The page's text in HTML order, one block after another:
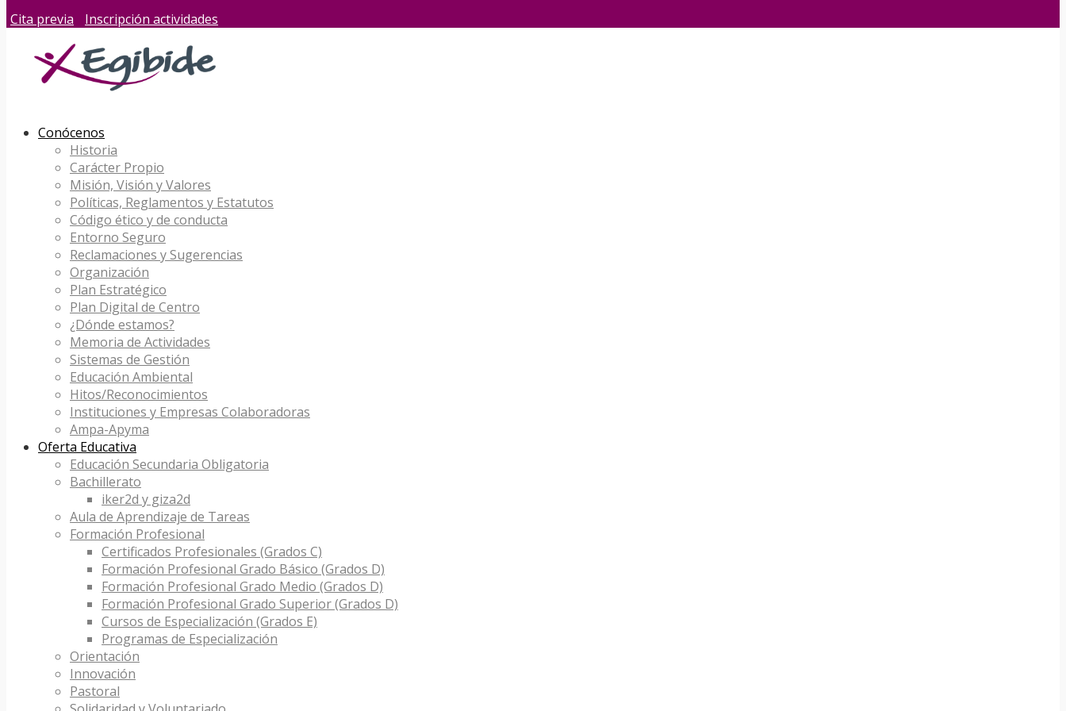
Cita previa
Inscripción actividades
Conócenos
Historia
Carácter Propio
Misión, Visión y Valores
Políticas, Reglamentos y Estatutos
Código ético y de conducta
Entorno Seguro
Reclamaciones y Sugerencias
Organización
Plan Estratégico
Plan Digital de Centro
¿Dónde estamos?
Memoria de Actividades
Sistemas de Gestión
Educación Ambiental
Hitos/Reconocimientos
Instituciones y Empresas Colaboradoras
Ampa-Apyma
Oferta Educativa
Educación Secundaria Obligatoria
Bachillerato
iker2d y giza2d
Aula de Aprendizaje de Tareas
Formación Profesional
Certificados Profesionales (Grados C)
Formación Profesional Grado Básico (Grados D)
Formación Profesional Grado Medio (Grados D)
Formación Profesional Grado Superior (Grados D)
Cursos de Especialización (Grados E)
Programas de Especialización
Orientación
Innovación
Pastoral